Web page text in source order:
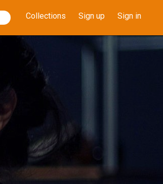
Collections Sign up Sign in